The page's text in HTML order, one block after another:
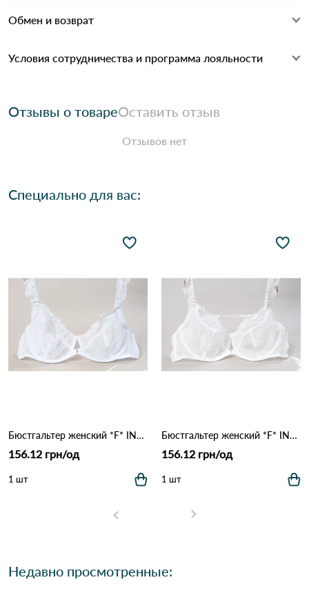
Обмен и возврат
Условия сотрудничества и программа лояльности
Отзывы о товареОставить отзыв
Отзывов нет
Специально для вас:
Бюстгальтер женский *F* INTIMIDAO 2303 *18,3* Белый
156.12 грн/од
1 шт
Бюстгальтер женский *F* INTIMIDAO 2303 *18,3* Молочный
156.12 грн/од
1 шт
Недавно просмотренные: